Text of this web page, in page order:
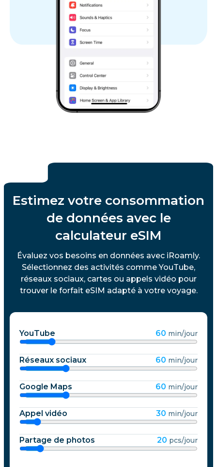
Estimez votre consommation
de données avec le
calculateur eSIM
Évaluez vos besoins en données avec iRoamly.
Sélectionnez des activités comme YouTube,
réseaux sociaux, cartes ou appels vidéo pour
trouver le forfait eSIM adapté à votre voyage.
YouTube 60 min/jour
Réseaux sociaux 60 min/jour
Google Maps 60 min/jour
Appel vidéo 30 min/jour
Partage de photos 20 pcs/jour